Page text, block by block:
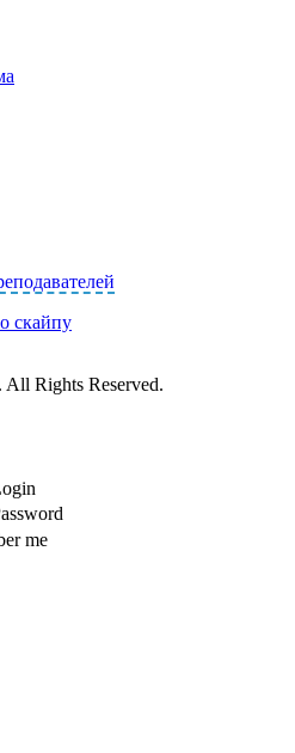
скайпу
Rights Reserved.
me